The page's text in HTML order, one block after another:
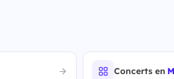
Concerts en